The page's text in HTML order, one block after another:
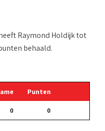
Raymond Holdijk tot
behaald.
Punten
0 0